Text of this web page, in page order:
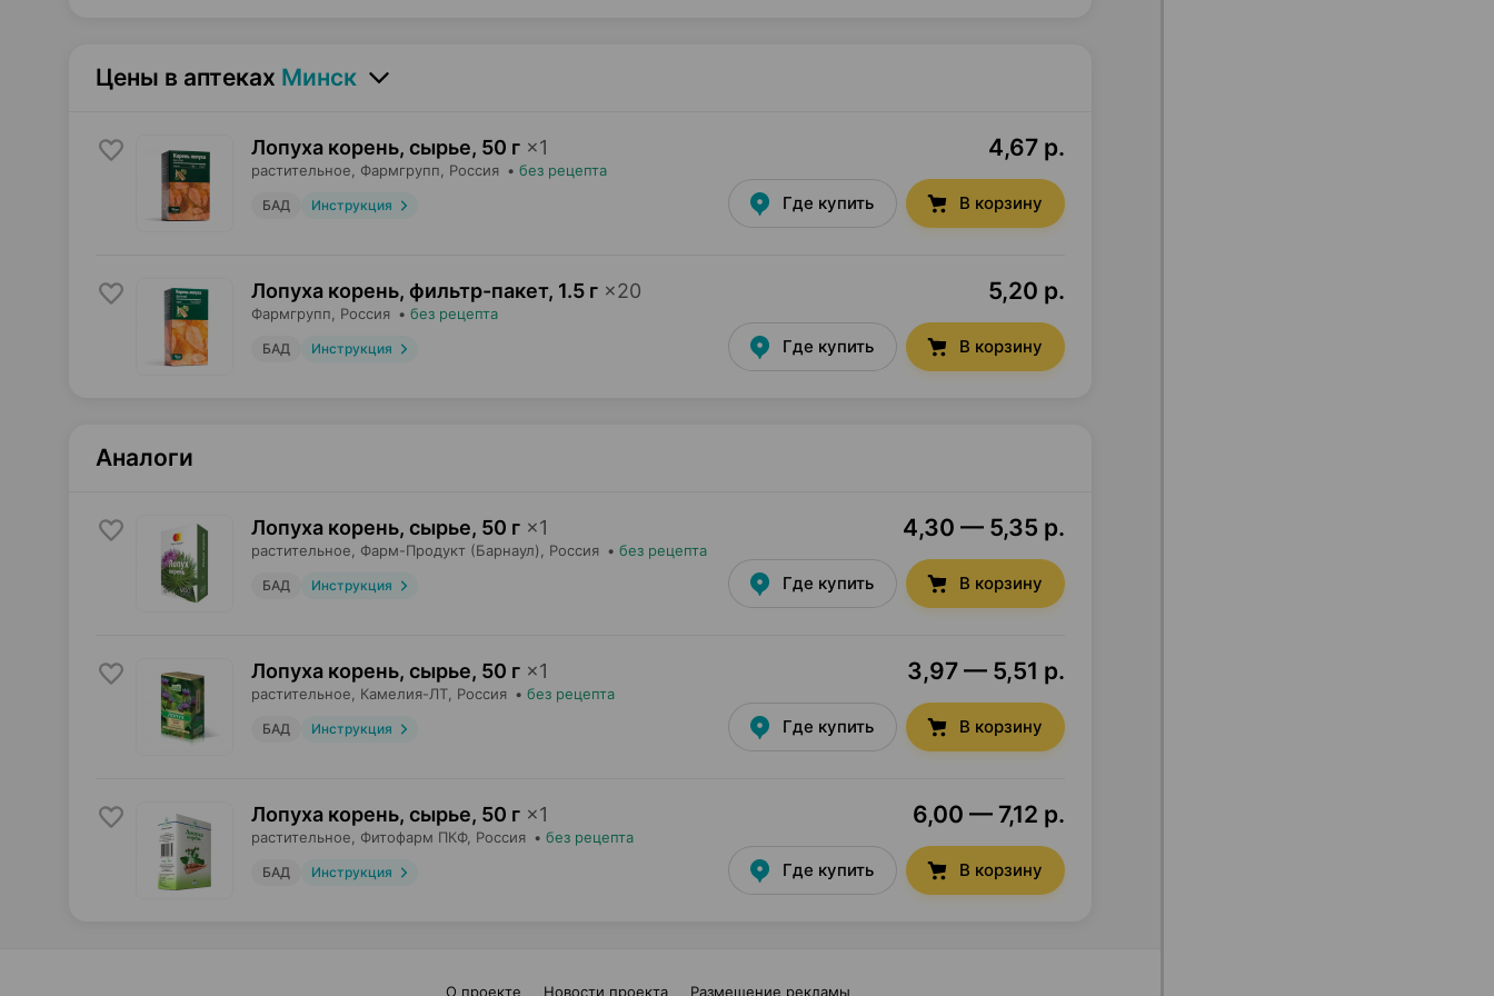
Цены в аптеках Минск
Лопуха корень, сырье, 50 г ×1
растительное, Фармгрупп , Россия • без рецепта
БАД Инструкция
4,67 р.
Где купить В корзину
Лопуха корень, фильтр-пакет, 1.5 г ×20
Фармгрупп , Россия • без рецепта
БАД Инструкция
5,20 р.
Где купить В корзину
Аналоги
Лопуха корень, сырье, 50 г ×1
растительное, Фарм-Продукт (Барнаул) , Россия • без рецепта
БАД Инструкция
4,30 — 5,35 р.
Где купить В корзину
Лопуха корень, сырье, 50 г ×1
растительное, Камелия-ЛТ , Россия • без рецепта
БАД Инструкция
3,97 — 5,51 р.
Где купить В корзину
Лопуха корень, сырье, 50 г ×1
растительное, Фитофарм ПКФ, Россия • без рецепта
БАД Инструкция
6,00 — 7,12 р.
Где купить В корзину
О проекте Новости проекта Размещение рекламы